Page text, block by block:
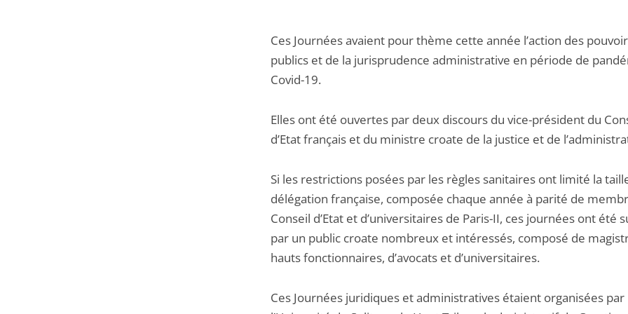
Ces Journées avaient pour thème cette année l’action des
publics et de la jurisprudence administrative en période de
Covid-19.
Elles ont été ouvertes par deux discours du vice-président du
d’Etat français et du ministre croate de la justice et de
Si les restrictions posées par les règles sanitaires ont limité la
délégation française, composée chaque année à parité de
Conseil d’Etat et d’universitaires de Paris-II, ces journées ont été
par un public croate nombreux et intéressés, composé de
hauts fonctionnaires, d’avocats et d’universitaires.
Ces Journées juridiques et administratives étaient organisées par